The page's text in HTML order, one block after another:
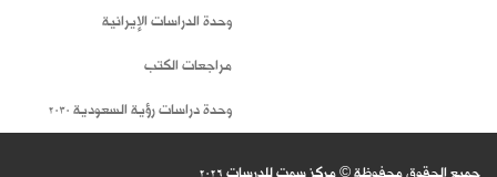
وحدة الدراسات الإيرانية
مراجعات الكتب
وحدة دراسات رؤية السعودية 2030